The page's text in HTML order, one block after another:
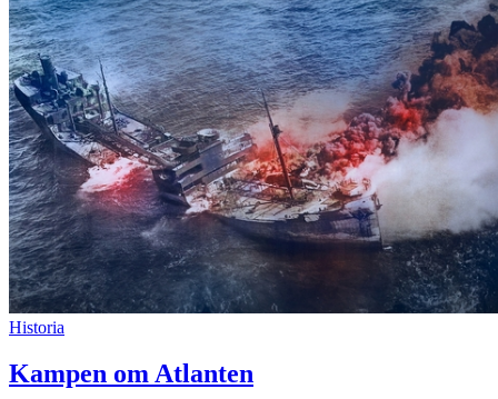
Historia
Kampen om Atlanten